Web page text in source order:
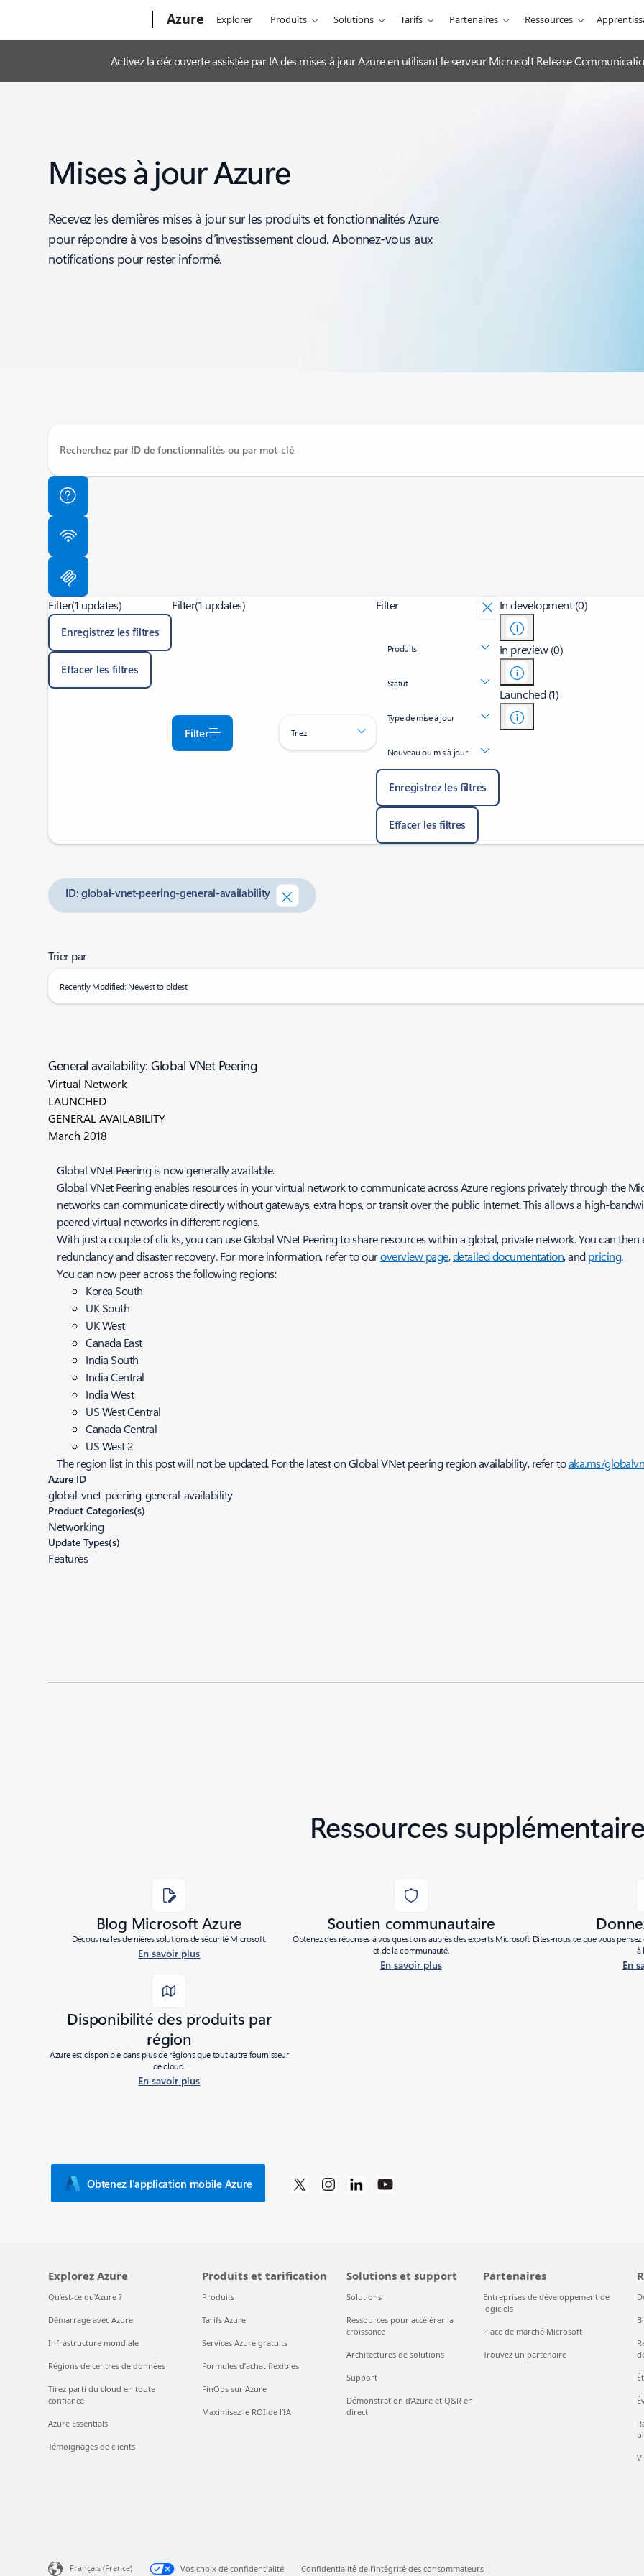
Azure Explorer Produits Solutions Tarifs Partenaires Ressources
Activez la découverte assistée par IA des mises à jour Azure en utilisant le serveur Microsoft Release
Mises à jour Azure
Recevez les dernières mises à jour sur les produits et fonctionnalités Azure
pour répondre à vos besoins d’investissement cloud. Abonnez-vous aux
notifications pour rester informé.
Filter(1 updates)
Enregistrez les filtres
Effacer les filtres
Filter(1 updates)
Filter Triez
Filter
Produits
Statut
Type de mise à jour
Nouveau ou mis à jour
Enregistrez les filtres
Effacer les filtres
In development (0)
In preview (0)
Launched (1)
ID: global-vnet-peering-general-availability
Trier par
Recently Modified: Newest to oldest
General availability: Global VNet Peering
Virtual Network
LAUNCHED
GENERAL AVAILABILITY
March 2018
Global VNet Peering is now generally available.
Global VNet Peering enables resources in your virtual network to communicate across Azure regions privately through the
networks can communicate directly without gateways, extra hops, or transit over the public internet. This allows a high-
peered virtual networks in different regions.
With just a couple of clicks, you can use Global VNet Peering to share resources within a global, private network. You can
redundancy and disaster recovery. For more information, refer to ouroverview page,detailed documentation, andpricing.
You can now peer across the following regions:
Korea South
UK South
UK West
Canada East
India South
India Central
India West
US West Central
Canada Central
US West 2
The region list in this post will not be updated. For the latest on Global VNet peering region availability, refer toaka.ms/
Azure ID
global-vnet-peering-general-availability
Product Categories(s)
Networking
Update Types(s)
Features
03/30/2018
Ressources
Blog Microsoft Azure
Découvrez les dernières solutions de sécurité Microsoft.
En savoir plus
Soutien communautaire
Obtenez des réponses à vos questions auprès des experts Microsoft
et de la communauté.
En savoir plus
Dites-nous ce que vous
à
En
Disponibilité des produits par
région
Azure est disponible dans plus de régions que tout autre fournisseur
de cloud.
En savoir plus
Obtenez l'application mobile Azure
Explorez Azure
Qu’est-ce qu’Azure ?
Démarrage avec Azure
Infrastructure mondiale
Régions de centres de données
Tirez parti du cloud en toute
confiance
Azure Essentials
Témoignages de clients
Produits et tarification
Produits
Tarifs Azure
Services Azure gratuits
Formules d’achat flexibles
FinOps sur Azure
Maximisez le ROI de l’IA
Solutions et support
Solutions
Ressources pour accélérer la
croissance
Architectures de solutions
Support
Démonstration d’Azure et Q&R en
direct
Partenaires
Entreprises de développement de
logiciels
Place de marché Microsoft
Trouvez un partenaire
Français (France) Vos choix de confidentialité Confidentialité de l’intégrité des consommateurs